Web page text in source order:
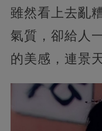
雖然看上去亂
氣質，卻給人
的美感，連景